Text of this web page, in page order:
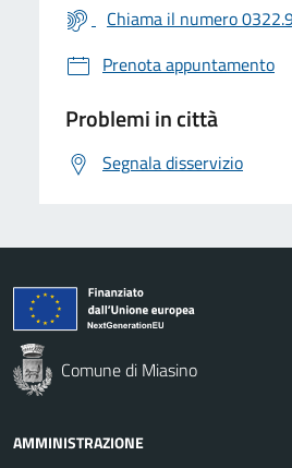
Chiama il numero
Prenota appuntamento
Problemi in città
Segnala disservizio
Comune di Miasino
AMMINISTRAZIONE